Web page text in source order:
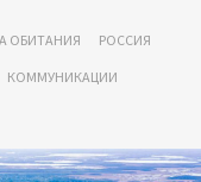
ОБИТАНИЯ РОССИЯ
КОММУНИКАЦИИ